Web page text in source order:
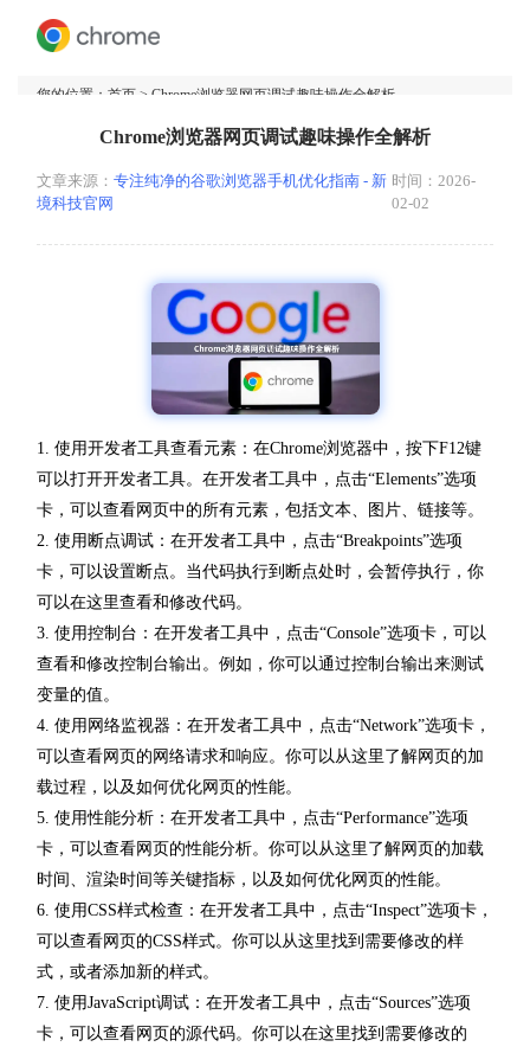
您的位置： 首页 > Chrome浏览器网页调试趣味操作全解析
Chrome浏览器网页调试趣味操作全解析
文章来源： 专注纯净的谷歌浏览器手机优化指南 - 新
境科技官网
时间：2026-
02-02
1. 使用开发者工具查看元素：在Chrome浏览器中，按下F12键
可以打开开发者工具。在开发者工具中，点击“Elements”选项
卡，可以查看网页中的所有元素，包括文本、图片、链接等。
2. 使用断点调试：在开发者工具中，点击“Breakpoints”选项
卡，可以设置断点。当代码执行到断点处时，会暂停执行，你
可以在这里查看和修改代码。
3. 使用控制台：在开发者工具中，点击“Console”选项卡，可以
查看和修改控制台输出。例如，你可以通过控制台输出来测试
变量的值。
4. 使用网络监视器：在开发者工具中，点击“Network”选项卡，
可以查看网页的网络请求和响应。你可以从这里了解网页的加
载过程，以及如何优化网页的性能。
5. 使用性能分析：在开发者工具中，点击“Performance”选项
卡，可以查看网页的性能分析。你可以从这里了解网页的加载
时间、渲染时间等关键指标，以及如何优化网页的性能。
6. 使用CSS样式检查：在开发者工具中，点击“Inspect”选项卡，
可以查看网页的CSS样式。你可以从这里找到需要修改的样
式，或者添加新的样式。
7. 使用JavaScript调试：在开发者工具中，点击“Sources”选项
卡，可以查看网页的源代码。你可以在这里找到需要修改的